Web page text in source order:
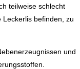
teilweise schlecht
befinden, zu
und